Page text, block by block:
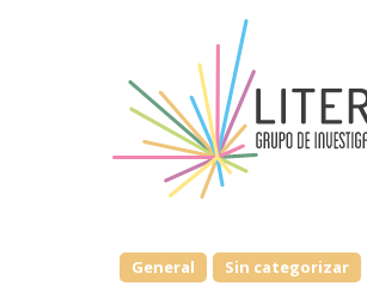
General Sin categorizar